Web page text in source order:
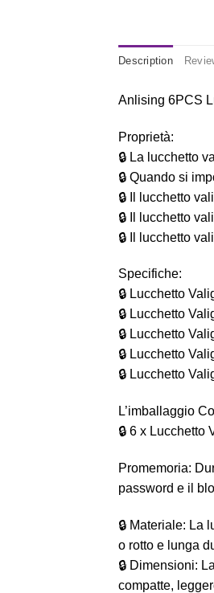
Description
Anlising 6PCS
Proprietà:
🔒 La lucchetto
🔒 Quando si
🔒 Il lucchetto
🔒 Il lucchetto
🔒 Il lucchetto
Specifiche:
🔒 Lucchetto
🔒 Lucchetto
🔒 Lucchetto
🔒 Lucchetto
🔒 Lucchetto
L’imballaggio
🔒 6 x Lucchetto
Promemoria:
password e il
🔒 Materiale: La
o rotto e lunga
🔒 Dimensioni:
compatte,